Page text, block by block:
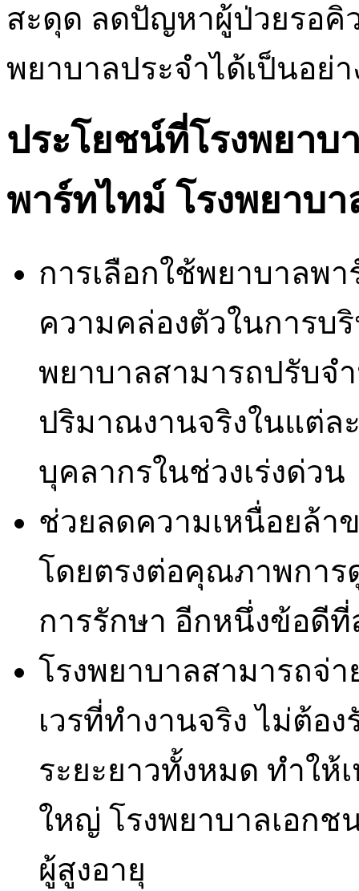
สะดุด ลดปัญหาผู้ป่วยรอคิ
พยาบาลประจำได้เป็นอย่า
ประโยชน์ที่โรงพยาบ
พาร์ทไทม์ โรงพยาบา
การเลือกใช้พยาบาลพ
ความคล่องตัวในการบ
พยาบาลสามารถปรับจ
ปริมาณงานจริงในแต่
บุคลากรในช่วงเร่งด่วน
ช่วยลดความเหนื่อยล้า
โดยตรงต่อคุณภาพกา
การรักษา อีกหนึ่งข้อดี
โรงพยาบาลสามารถจ่
เวรที่ทำงานจริง ไม่ต้อ
ระยะยาวทั้งหมด ทำให้
ใหญ่ โรงพยาบาลเอก
ผู้สูงอายุ